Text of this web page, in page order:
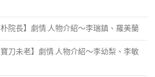
朴院長】劇情.人物介紹～李瑞鎮、羅美蘭
寶刀未老】劇情.人物介紹～李幼梨、李敏